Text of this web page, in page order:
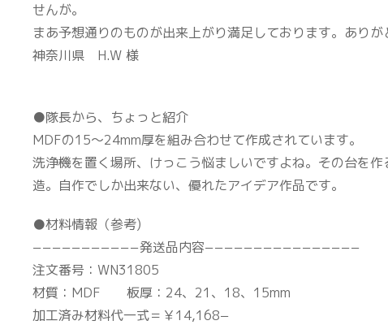
せんが。
まあ予想通りのものが出来上がり満足しております。ありが
神奈川県 H.W 様
●隊長から、ちょっと紹介
MDFの15〜24mm厚を組み合わせて作成されています。
洗浄機を置く場所、けっこう悩ましいですよね。その台を
造。自作でしか出来ない、優れたアイデア作品です。
●材料情報（参考)
−−−−−−−−−−−発送品内容−−−−−−−−−−−−−−−−
注文番号：WN31805
材質：MDF 板厚：24、21、18、15mm
加工済み材料代一式＝￥14,168−